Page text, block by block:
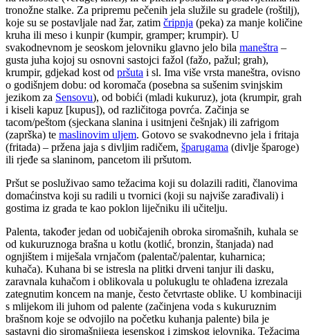
tronožne stalke. Za pripremu pečenih jela služile su gradele (roštilj),
koje su se postavljale nad žar, zatim čripnja (peka) za manje količine
kruha ili meso i kunpir (kumpir, gramper; krumpir). U
svakodnevnom je seoskom jelovniku glavno jelo bila maneštra –
gusta juha kojoj su osnovni sastojci fažol (fažo, pažul; grah),
krumpir, gdjekad kost od pršuta i sl. Ima više vrsta maneštra, ovisno
o godišnjem dobu: od koromača (posebna sa sušenim svinjskim
jezikom za Sensovu), od bobići (mladi kukuruz), jota (krumpir, grah
i kiseli kapuz [kupus]), od različitoga povrća. Začinja se
tacom/peštom (sjeckana slanina i usitnjeni češnjak) ili zafrigom
(zaprška) te maslinovim uljem. Gotovo se svakodnevno jela i fritaja
(fritada) – pržena jaja s divljim radičem, šparugama (divlje šparoge)
ili rjeđe sa slaninom, pancetom ili pršutom.
Pršut se posluživao samo težacima koji su dolazili raditi, članovima
domaćinstva koji su radili u tvornici (koji su najviše zarađivali) i
gostima iz grada te kao poklon liječniku ili učitelju.
Palenta, također jedan od uobičajenih obroka siromašnih, kuhala se
od kukuruznoga brašna u kotlu (kotlić, bronzin, štanjada) nad
ognjištem i miješala vrnjačom (palentač/palentar, kuharnica;
kuhača). Kuhana bi se istresla na plitki drveni tanjur ili dasku,
zaravnala kuhačom i oblikovala u polukuglu te ohlađena izrezala
zategnutim koncem na manje, često četvrtaste oblike. U kombinaciji
s mlijekom ili juhom od palente (začinjena voda s kukuruznim
brašnom koje se odvojilo na početku kuhanja palente) bila je
sastavni dio siromašnijega jesenskog i zimskog jelovnika. Težacima